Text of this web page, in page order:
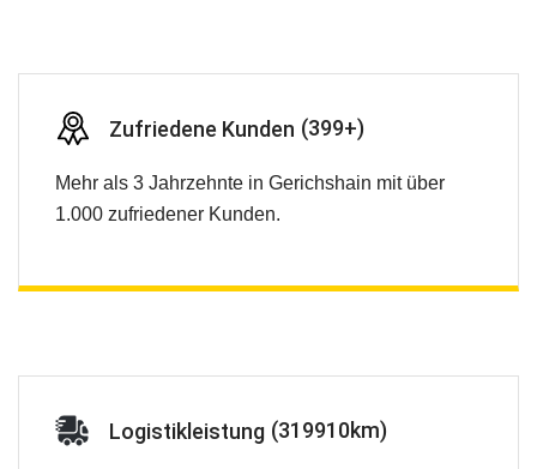
Zufriedene Kunden (563+)
Mehr als 3 Jahrzehnte in Gerichshain mit über
1.000 zufriedener Kunden.
Logistikleistung (451172km)